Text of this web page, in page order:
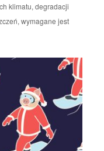
klimatu, degradacji
wymagane jest